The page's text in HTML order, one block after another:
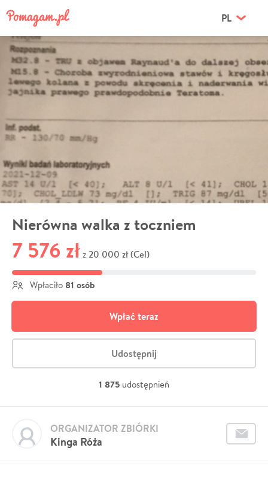
PL
Nierówna walka z toczniem
7 576 zł z 20 000 zł (Cel)
Wpłaciło 81 osób
Wpłać teraz
Udostępnij
1 875 udostępnień
Kinga Róża
ORGANIZATOR ZBIÓRKI